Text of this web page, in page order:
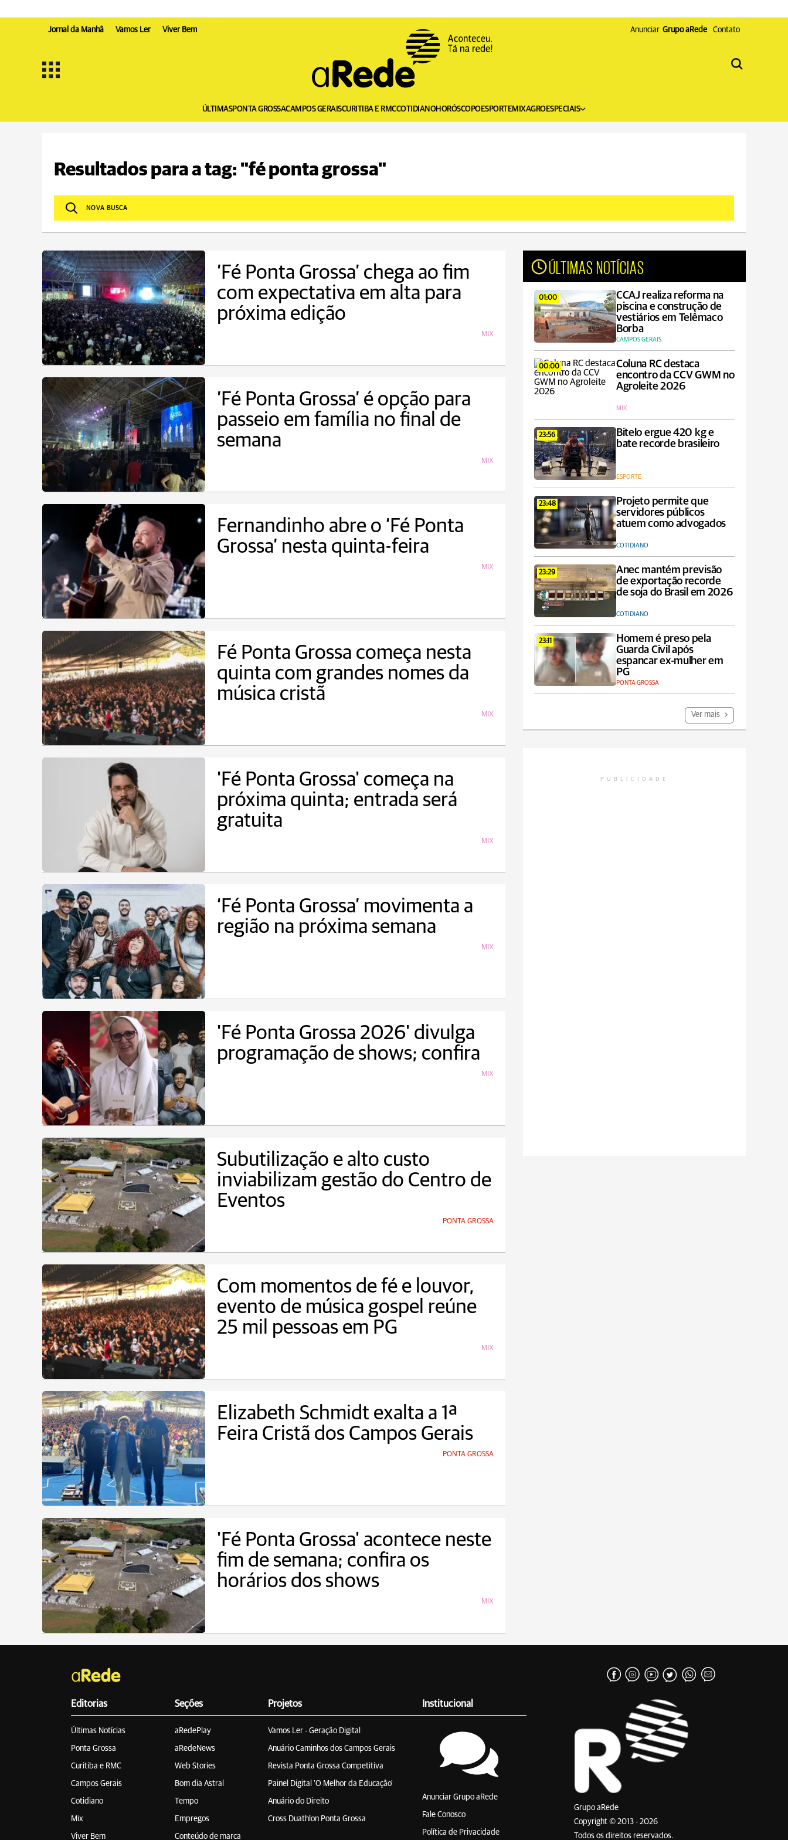
Jornal da Manhã Vamos Ler Viver Bem Anunciar Grupo aRede Contato
ÚLTIMASPONTA GROSSACAMPOS GERAISCURITIBA E RMCCOTIDIANOHORÓSCOPOESPORTEMIXAGROESPECIAIS
Resultados para a tag: "fé ponta grossa"
’Fé Ponta Grossa’ chega ao fim
com expectativa em alta para
próxima edição
MIX
’Fé Ponta Grossa’ é opção para
passeio em família no final de
semana
MIX
Fernandinho abre o ‘Fé Ponta
Grossa’ nesta quinta-feira
MIX
Fé Ponta Grossa começa nesta
quinta com grandes nomes da
música cristã
MIX
'Fé Ponta Grossa' começa na
próxima quinta; entrada será
gratuita
MIX
‘Fé Ponta Grossa’ movimenta a
região na próxima semana
MIX
'Fé Ponta Grossa 2026' divulga
programação de shows; confira
MIX
Subutilização e alto custo
inviabilizam gestão do Centro de
Eventos
PONTA GROSSA
Com momentos de fé e louvor,
evento de música gospel reúne
25 mil pessoas em PG
MIX
Elizabeth Schmidt exalta a 1ª
Feira Cristã dos Campos Gerais
PONTA GROSSA
'Fé Ponta Grossa' acontece neste
fim de semana; confira os
horários dos shows
MIX
ÚLTIMAS NOTÍCIAS
01:00
CCAJ realiza reforma na
piscina e construção de
vestiários em Telêmaco
Borba
CAMPOS GERAIS
00:00
Coluna RC destaca
encontro da CCV GWM no
Agroleite 2026
MIX
23:56
Bitelo ergue 420 kg e
bate recorde brasileiro
ESPORTE
23:48
Projeto permite que
servidores públicos
atuem como advogados
COTIDIANO
23:29
Anec mantém previsão
de exportação recorde
de soja do Brasil em 2026
COTIDIANO
23:11
Homem é preso pela
Guarda Civil após
espancar ex-mulher em
PG
PONTA GROSSA
Ver mais
PUBLICIDADE
Editorias
Últimas Notícias
Ponta Grossa
Curitiba e RMC
Campos Gerais
Cotidiano
Mix
Viver Bem
Seções
aRedePlay
aRedeNews
Web Stories
Bom dia Astral
Tempo
Empregos
Conteúdo de marca
Projetos
Vamos Ler - Geração Digital
Anuário Caminhos dos Campos Gerais
Revista Ponta Grossa Competitiva
Painel Digital 'O Melhor da Educação'
Anuário do Direito
Cross Duathlon Ponta Grossa
Institucional
Anunciar Grupo aRede
Fale Conosco
Política de Privacidade
Grupo aRede
Copyright © 2013 - 2026
Todos os direitos reservados.